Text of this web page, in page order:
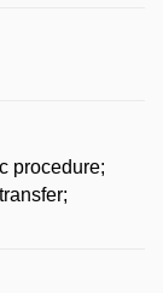
procedure;